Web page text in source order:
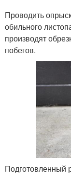
Проводить
обильного
производят
побегов.
Подготовленный